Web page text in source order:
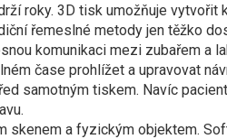
roky. 3D tisk umožňuje vytvořit
řemeslné metody jen těžko
komunikaci mezi zubařem a
čase prohlížet a upravovat
samotným tiskem. Navíc
skenem a fyzickým objektem.